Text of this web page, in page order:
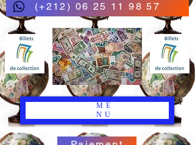
(+212) 06 25 11 98 57
ME
NU